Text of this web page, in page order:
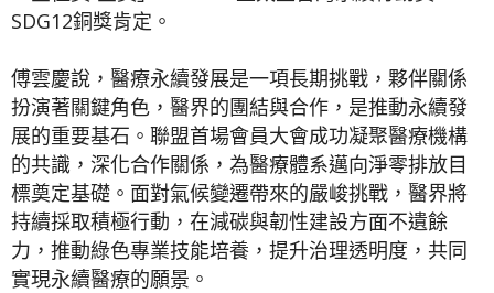
SDG12銅獎肯定。
傅雲慶說，醫療永續發展是一項長期挑戰，夥伴關係
扮演著關鍵角色，醫界的團結與合作，是推動永續發
展的重要基石。聯盟首場會員大會成功凝聚醫療機構
的共識，深化合作關係，為醫療體系邁向淨零排放目
標奠定基礎。面對氣候變遷帶來的嚴峻挑戰，醫界將
持續採取積極行動，在減碳與韌性建設方面不遺餘
力，推動綠色專業技能培養，提升治理透明度，共同
實現永續醫療的願景。